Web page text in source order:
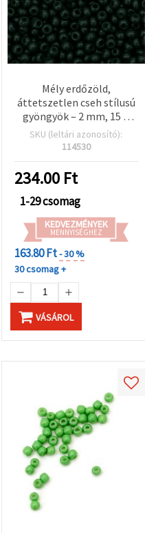
Mély erdőzöld,
áttetszetlen cseh stílusú
gyöngyök – 2 mm, 15 g
(~2050 db), ideális
ékszerkészítéshez,
egyedi DIY projektekhez
SKU (leltári azonosító):
114530
234.00 Ft
1-29 csomag
KEDVEZMÉNYEK
MENNYISÉGHEZ
163.80 Ft- 30 %
30 csomag +
VÁSÁROL